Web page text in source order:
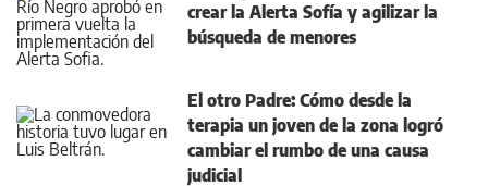
crear la Alerta Sofía y agilizar la
búsqueda de menores
El otro Padre: Cómo desde la
terapia un joven de la zona logró
cambiar el rumbo de una causa
judicial